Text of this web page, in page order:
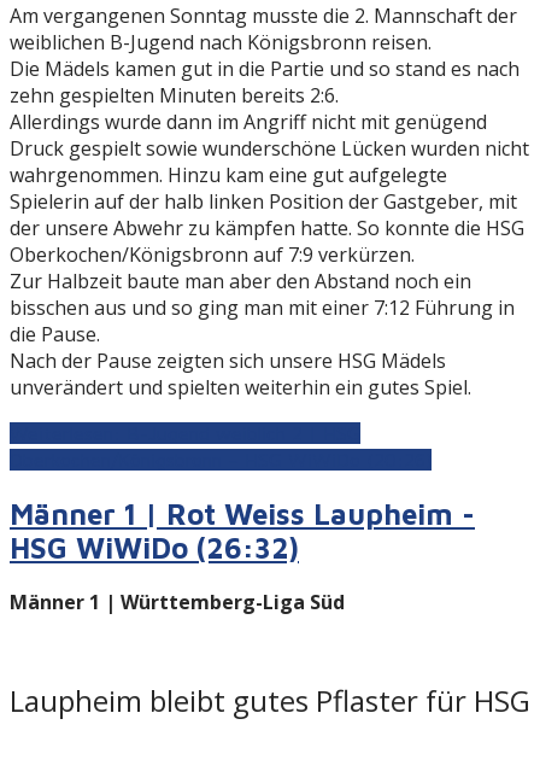
Am vergangenen Sonntag musste die 2. Mannschaft der
weiblichen B-Jugend nach Königsbronn reisen.
Die Mädels kamen gut in die Partie und so stand es nach
zehn gespielten Minuten bereits 2:6.
Allerdings wurde dann im Angriff nicht mit genügend
Druck gespielt sowie wunderschöne Lücken wurden nicht
wahrgenommen. Hinzu kam eine gut aufgelegte
Spielerin auf der halb linken Position der Gastgeber, mit
der unsere Abwehr zu kämpfen hatte. So konnte die HSG
Oberkochen/Königsbronn auf 7:9 verkürzen.
Zur Halbzeit baute man aber den Abstand noch ein
bisschen aus und so ging man mit einer 7:12 Führung in
die Pause.
Nach der Pause zeigten sich unsere HSG Mädels
unverändert und spielten weiterhin ein gutes Spiel.
Männer 1 | Rot Weiss Laupheim -
HSG WiWiDo (26:32)
Männer 1 | Württemberg-Liga Süd
Laupheim bleibt gutes Pflaster für HSG